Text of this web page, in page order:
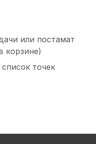
или постамат
корзине)
точек